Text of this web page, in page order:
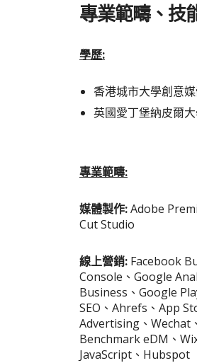
專業範疇、技
學歷:
香港城市大學創意
英國愛丁堡納皮爾
專業範疇:
媒體製作:Adobe
Cut Studio
線上營銷: Facebook
Console、Google
Business、Google
SEO、Ahrefs、App
Advertising、Wechat
Benchmark eDM、
JavaScript、Hubspot